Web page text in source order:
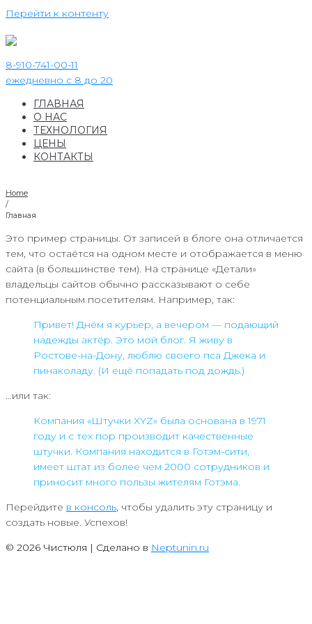
Перейти к контенту
8-910-741-00-11
ежедневно с 8 до 20
ГЛАВНАЯ
О НАС
ТЕХНОЛОГИЯ
ЦЕНЫ
КОНТАКТЫ
Home
/
Главная
Это пример страницы. От записей в блоге она отличается
тем, что остаётся на одном месте и отображается в меню
сайта (в большинстве тем). На странице «Детали»
владельцы сайтов обычно рассказывают о себе
потенциальным посетителям. Например, так:
Привет! Днём я курьер, а вечером — подающий
надежды актёр. Это мой блог. Я живу в
Ростове-на-Дону, люблю своего пса Джека и
пинаколаду. (И ещё попадать под дождь.)
…или так:
Компания «Штучки XYZ» была основана в 1971
году и с тех пор производит качественные
штучки. Компания находится в Готэм-сити,
имеет штат из более чем 2000 сотрудников и
приносит много пользы жителям Готэма.
Перейдите в консоль, чтобы удалить эту страницу и
создать новые. Успехов!
© 2026 Чистюля | Сделано в Neptunin.ru